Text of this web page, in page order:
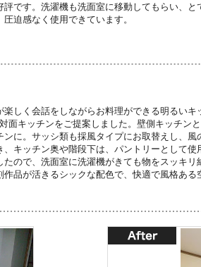
評です。洗濯機も洗面室に移動してもらい、
迫感なく使用できています。
楽しく会話をしながらお料理ができる明るい
面キッチンをご提案しました。壁側キッチン
ンに。サッシ類も採風タイプにお取替えし、
、キッチン奥や階段下は、パントリーとして
たので、洗面室に洗濯機がきても物をスッキ
作品が活きるシックな配色で、快適で風格ある